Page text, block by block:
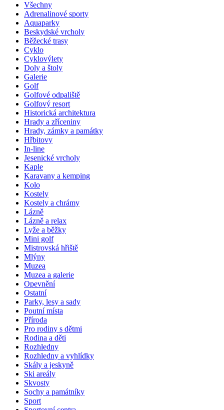
Všechny
Adrenalinové sporty
Aquaparky
Beskydské vrcholy
Běžecké trasy
Cyklo
Cyklovýlety
Doly a štoly
Galerie
Golf
Golfové odpaliště
Golfový resort
Historická architektura
Hrady a zříceniny
Hrady, zámky a památky
Hřbitovy
In-line
Jesenické vrcholy
Kaple
Karavany a kemping
Kolo
Kostely
Kostely a chrámy
Lázně
Lázně a relax
Lyže a běžky
Mini golf
Mistrovská hřiště
Mlýny
Muzea
Muzea a galerie
Opevnění
Ostatní
Parky, lesy a sady
Poutní místa
Příroda
Pro rodiny s dětmi
Rodina a děti
Rozhledny
Rozhledny a vyhlídky
Skály a jeskyně
Ski areály
Skvosty
Sochy a památníky
Sport